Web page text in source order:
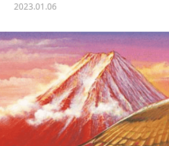
2023.01.06